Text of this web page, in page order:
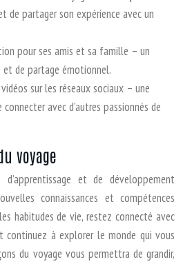
de partager son expérience avec un
pour ses amis et sa famille – un
de partage émotionnel.
sur les réseaux sociaux – une
avec d’autres passionnés de
voyage
et de développement
connaissances et compétences
habitudes de vie, restez connecté avec
continuez à explorer le monde qui vous
du voyage vous permettra de grandir,